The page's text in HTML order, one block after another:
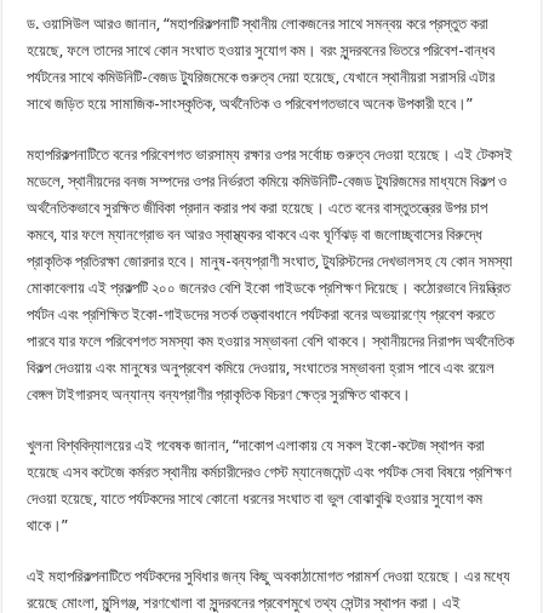
ড. ওয়াসিউল আরও জানান, “মহাপরিকল্পনাটি স্থানীয় লোকজনের সাথে সমন্বয় করে প্রস্তুত করা
হয়েছে, ফলে তাদের সাথে কোন সংঘাত হওয়ার সুযোগ কম। বরং সুন্দরবনের ভিতরে পরিবেশ-বান্ধব
পর্যটনের সাথে কমিউনিটি-বেজড ট্যুরিজমেকে গুরুত্ব দেয়া হয়েছে, যেখানে স্থানীয়রা সরাসরি এটার
সাথে জড়িত হয়ে সামাজিক-সাংস্কৃতিক, অর্থনৈতিক ও পরিবেশগতভাবে অনেক উপকারী হবে।”
মহাপরিকল্পনাটিতে বনের পরিবেশগত ভারসাম্য রক্ষার ওপর সর্বোচ্চ গুরুত্ব দেওয়া হয়েছে। এই টেকসই
মডেলে, স্থানীয়দের বনজ সম্পদের ওপর নির্ভরতা কমিয়ে কমিউনিটি-বেজড ট্যুরিজমের মাধ্যমে বিকল্প ও
অর্থনৈতিকভাবে সুরক্ষিত জীবিকা প্রদান করার পথ করা হয়েছে। এতে বনের বাস্তুতন্ত্রের উপর চাপ
কমবে, যার ফলে ম্যানগ্রোভ বন আরও স্বাস্থ্যকর থাকবে এবং ঘূর্ণিঝড় বা জলোচ্ছ্বাসের বিরুদ্ধে
প্রাকৃতিক প্রতিরক্ষা জোরদার হবে। মানুষ-বন্যপ্রাণী সংঘাত, ট্যুরিস্টদের দেখভালসহ যে কোন সমস্যা
মোকাবেলায় এই প্রকল্পটি ২০০ জনেরও বেশি ইকো গাইডকে প্রশিক্ষণ দিয়েছে। কঠোরভাবে নিয়ন্ত্রিত
পর্যটন এবং প্রশিক্ষিত ইকো-গাইডদের সতর্ক তত্ত্বাবধানে পর্যটকরা বনের অভয়ারণ্যে প্রবেশ করতে
পারবে যার ফলে পরিবেশগত সমস্যা কম হওয়ার সম্ভাবনা বেশি থাকবে। স্থানীয়দের নিরাপদ অর্থনৈতিক
বিকল্প দেওয়ায় এবং মানুষের অনুপ্রবেশ কমিয়ে দেওয়ায়, সংঘাতের সম্ভাবনা হ্রাস পাবে এবং রয়েল
বেঙ্গল টাইগারসহ অন্যান্য বন্যপ্রাণীর প্রাকৃতিক বিচরণ ক্ষেত্র সুরক্ষিত থাকবে।
খুলনা বিশ্ববিদ্যালয়ের এই গবেষক জানান, “দাকোপ এলাকায় যে সকল ইকো-কটেজ স্থাপন করা
হয়েছে এসব কটেজে কর্মরত স্থানীয় কর্মচারীদেরও গেস্ট ম্যানেজমেন্ট এবং পর্যটক সেবা বিষয়ে প্রশিক্ষণ
দেওয়া হয়েছে, যাতে পর্যটকদের সাথে কোনো ধরনের সংঘাত বা ভুল বোঝাবুঝি হওয়ার সুযোগ কম
থাকে।”
এই মহাপরিকল্পনাটিতে পর্যটকদের সুবিধার জন্য কিছু অবকাঠামোগত পরামর্শ দেওয়া হয়েছে। এর মধ্যে
রয়েছে মোংলা, মুন্সিগঞ্জ, শরণখোলা বা সুন্দরবনের প্রবেশমুখে তথ্য সেন্টার স্থাপন করা। এই